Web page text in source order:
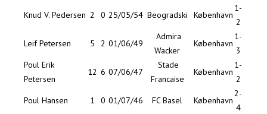
Knud V. Pedersen 2 0 25/05/54 Beogradski København
1-
2
Leif Petersen
5 2 01/06/49
Admira
Wacker
København
1-
3
Poul Erik
Petersen
12 6 07/06/47
Stade
Francaise
København
1-
2
Poul Hansen
1 0 01/07/46 FC Basel København
2-
4